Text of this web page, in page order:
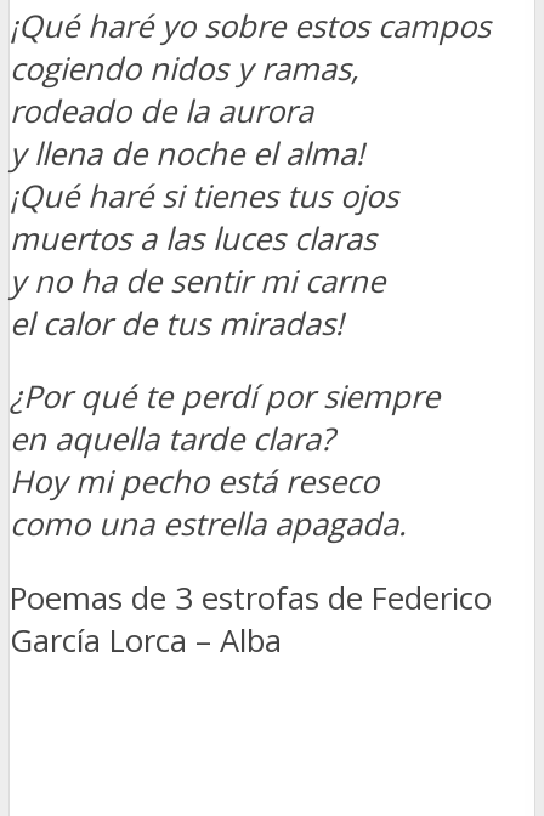
¡Qué haré yo sobre estos campos
cogiendo nidos y ramas,
rodeado de la aurora
y llena de noche el alma!
¡Qué haré si tienes tus ojos
muertos a las luces claras
y no ha de sentir mi carne
el calor de tus miradas!
¿Por qué te perdí por siempre
en aquella tarde clara?
Hoy mi pecho está reseco
como una estrella apagada.
Poemas de 3 estrofas de Federico
García Lorca – Alba